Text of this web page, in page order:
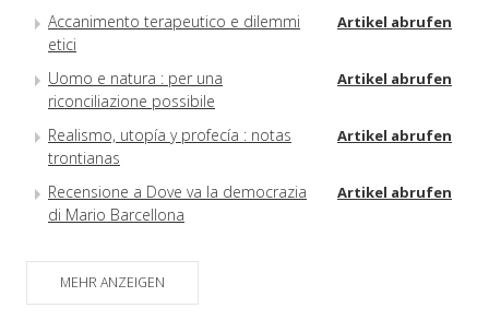
Accanimento terapeutico e dilemmi
etici
Artikel abrufen
Uomo e natura : per una
riconciliazione possibile
Artikel abrufen
Realismo, utopía y profecía : notas
trontianas
Artikel abrufen
Recensione a Dove va la democrazia
di Mario Barcellona
Artikel abrufen
MEHR ANZEIGEN